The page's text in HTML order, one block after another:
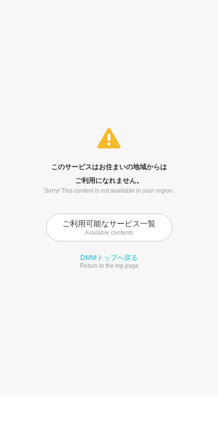
このサービスはお住まいの地域からは
ご利用になれません。
Sorry! This content is not available in your region.
ご利用可能なサービス一覧
Available contents
DMMトップへ戻る
Return to the top page